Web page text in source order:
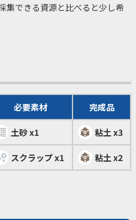
集できる資源と比べると少し希
必要素材 完成品
土砂 x1 粘土 x3
スクラップ x1 粘土 x2